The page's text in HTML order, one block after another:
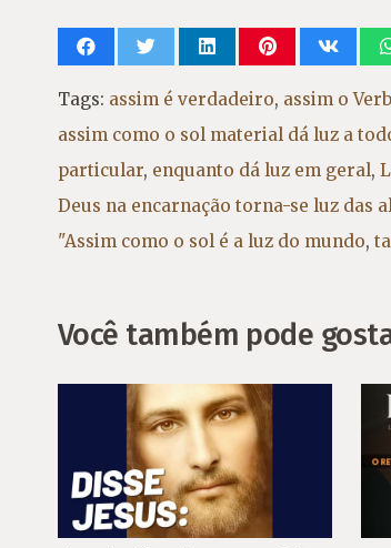
Tags: assim é verdadeiro, assim o
assim como o sol material dá luz a
particular, enquanto dá luz em geral,
Deus na encarnação torna-se luz das
"Assim como o sol é a luz do mundo,
Você também pode